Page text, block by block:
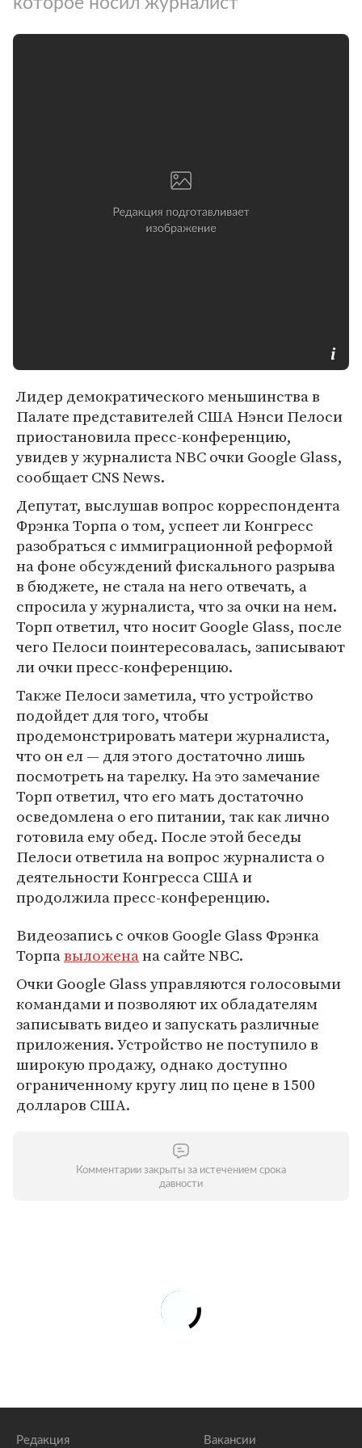
Лидер демократического меньшинства в
Палате представителей США Нэнси Пелоси
приостановила пресс-конференцию,
увидев у журналиста NBC очки Google Glass,
сообщает CNS News.
Депутат, выслушав вопрос корреспондента
Фрэнка Торпа о том, успеет ли Конгресс
разобраться с иммиграционной реформой
на фоне обсуждений фискального разрыва
в бюджете, не стала на него отвечать, а
спросила у журналиста, что за очки на нем.
Торп ответил, что носит Google Glass, после
чего Пелоси поинтересовалась, записывают
ли очки пресс-конференцию.
Также Пелоси заметила, что устройство
подойдет для того, чтобы
продемонстрировать матери журналиста,
что он ел — для этого достаточно лишь
посмотреть на тарелку. На это замечание
Торп ответил, что его мать достаточно
осведомлена о его питании, так как лично
готовила ему обед. После этой беседы
Пелоси ответила на вопрос журналиста о
деятельности Конгресса США и
продолжила пресс-конференцию.
Видеозапись с очков Google Glass Фрэнка
Торпавыложенана сайте NBC.
Очки Google Glass управляются голосовыми
командами и позволяют их обладателям
записывать видео и запускать различные
приложения. Устройство не поступило в
широкую продажу, однако доступно
ограниченному кругу лиц по цене в 1500
долларов США.
Комментарии закрыты за истечением срока
давности
Редакция Вакансии